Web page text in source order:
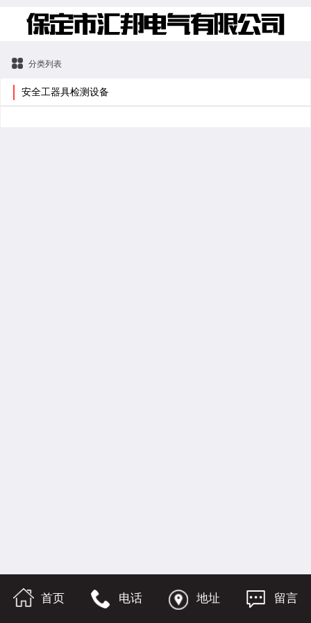
分类列表
安全工器具检测设备
首页 电话 地址 留言